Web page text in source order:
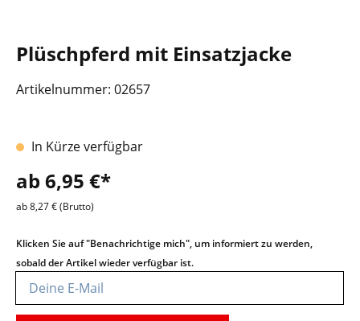
Plüschpferd mit Einsatzjacke
Artikelnummer: 02657
In Kürze verfügbar
ab 6,95 €*
ab 8,27 € (Brutto)
Klicken Sie auf "Benachrichtige mich", um informiert zu werden,
sobald der Artikel wieder verfügbar ist.
Deine E-Mail